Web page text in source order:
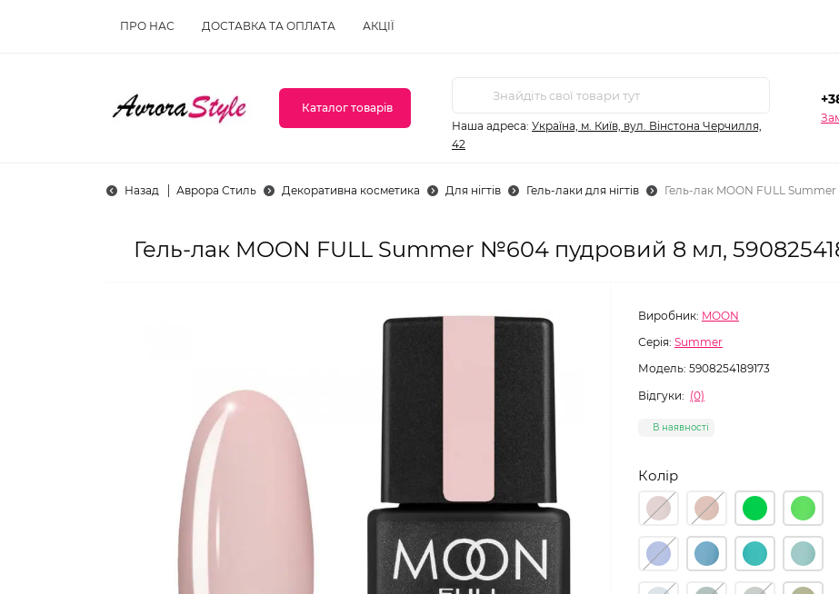
ПРО НАС ДОСТАВКА ТА ОПЛАТА АКЦІЇ
Каталог товарів
Наша адреса: Україна, м. Київ, вул. Вінстона Черчилля,
42
Назад Аврора Стиль Декоративна косметика Для нігтів Гель-лаки для нігтів Гель-лак MOON FULL
Гель-лак MOON FULL Summer №604 пудровий 8 мл,
Виробник: MOON
Серія: Summer
Модель: 5908254189173
Відгуки: (0)
В наявності
Колір